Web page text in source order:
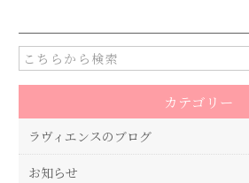
e
b
o
o
k
te
r
カテゴリー
ラヴィエンスのブログ
お知らせ